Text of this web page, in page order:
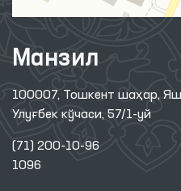
Манзил
100007, Тошкент шаҳар,
Улуғбек кўчаси, 57/1-уй
(71) 200-10-96
1096